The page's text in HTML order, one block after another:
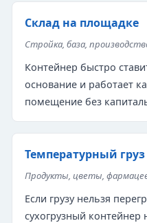
Склад на площадке
Стройка, база,
Контейнер быстро
основание и работает
помещение без
Температурный груз
Продукты, цветы,
Если грузу нельзя
сухогрузный контейнер